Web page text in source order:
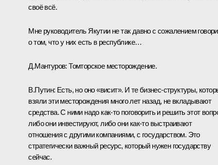
своё всё.
Мне руководитель Якутии не так давно с сожалением
о том, что у них есть в республике…
Д.Мантуров: Томторское месторождение.
В.Путин: Есть, но оно «висит». И те бизнес-структуры,
взяли эти месторождения много лет назад, не вкладывают
средства. С ними надо как-то поговорить и решить этот
либо они инвестируют, либо они как-то выстраивают
отношения с другими компаниями, с государством. Это
стратегически важный ресурс, который нужен государству
сейчас.